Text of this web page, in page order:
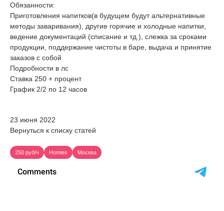
Обязанности:
Приготовления напитков(в будущем будут альтернативные
методы заваривания), другие горячие и холодные напитки,
ведение документаций (списание и тд.), слежка за сроками
продукции, поддержание чистоты в баре, выдача и принятие
заказов с собой
Подробности в лс
Ставка 250 + процент
График 2/2 по 12 часов
23 июня 2022
Вернуться к списку статей
250 руб/ч Homies Москва